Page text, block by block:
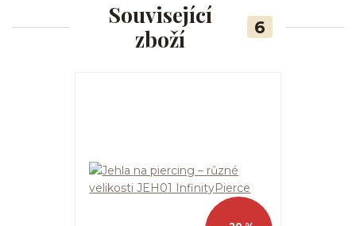
Související
zboží
6